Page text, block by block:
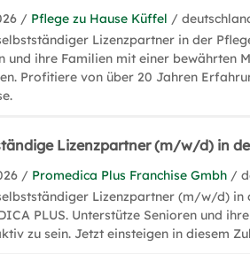
/ Pflege zu Hause Küffel /
Lizenzpartner in der
und ihre Familien mit einer bewährten
Profitiere von über 20 Jahren
Lizenzpartner (m/w/d) in
/ Promedica Plus Franchise Gmbh /
Lizenzpartner (m/w/d) in
PLUS. Unterstütze Senioren und
zu sein. Jetzt einsteigen in diesem